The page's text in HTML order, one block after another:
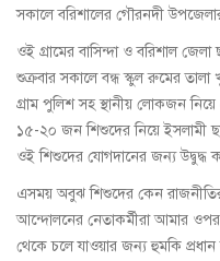
সকালে বরিশালের গৌরনদী উপজেলার
ওই গ্রামের বাসিন্দা ও বরিশাল
শুক্রবার সকালে বন্ধ স্কুল রুমের তালা
গ্রাম পুলিশ সহ স্থানীয় লোকজন
১৫-২০ জন শিশুদের নিয়ে ইসলামী
ওই শিশুদের যোগদানের জন্য উদ্বুদ্ধ
এসময় অবুঝ শিশুদের কেন রাজনীতির
আন্দোলনের নেতাকর্মীরা আমার
থেকে চলে যাওয়ার জন্য হুমকি